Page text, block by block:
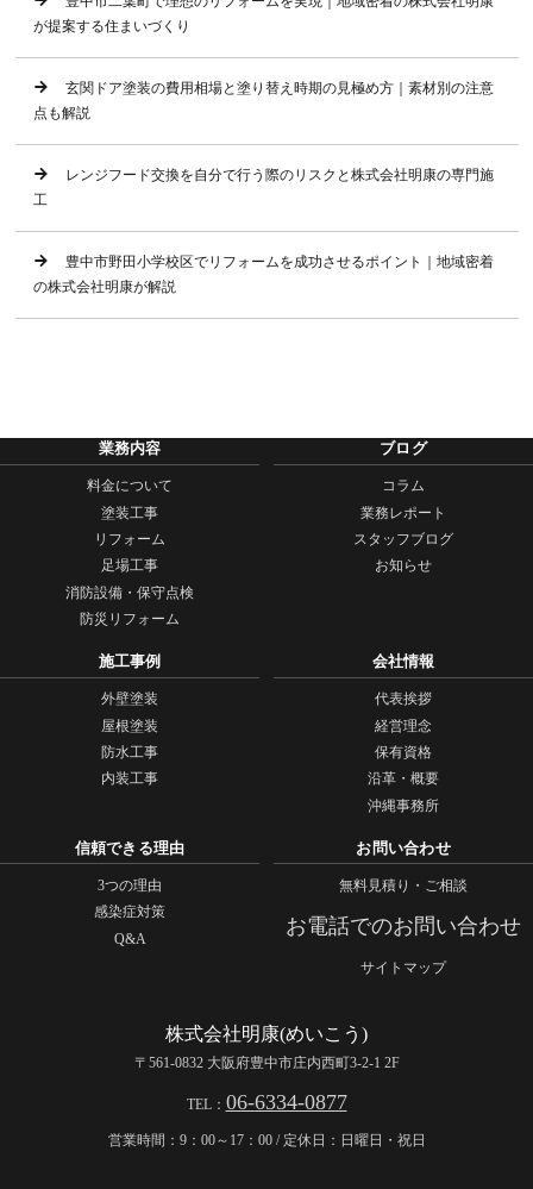
が提案する住まいづくり
玄関ドア塗装の費用相場と塗り替え時期の見極め方｜素材別の注意
点も解説
レンジフード交換を自分で行う際のリスクと株式会社明康の専門施
工
豊中市野田小学校区でリフォームを成功させるポイント｜地域密着
の株式会社明康が解説
業務内容
料金について
塗装工事
リフォーム
足場工事
消防設備・保守点検
防災リフォーム
ブログ
コラム
業務レポート
スタッフブログ
お知らせ
施工事例
外壁塗装
屋根塗装
防水工事
内装工事
会社情報
代表挨拶
経営理念
保有資格
沿革・概要
沖縄事務所
信頼できる理由
3つの理由
感染症対策
Q&A
お問い合わせ
無料見積り・ご相談
お電話でのお問い合わせ
サイトマップ
株式会社明康(めいこう)
〒561-0832 大阪府豊中市庄内西町3-2-1 2F
TEL： 06-6334-0877
営業時間：9：00～17：00 / 定休日：日曜日・祝日